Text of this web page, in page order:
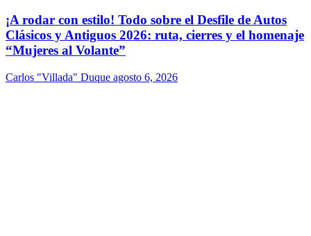
¡A rodar con estilo! Todo sobre el Desfile de Autos
Clásicos y Antiguos 2026: ruta, cierres y el homenaje
“Mujeres al Volante”
Carlos "Villada" Duque agosto 6, 2026